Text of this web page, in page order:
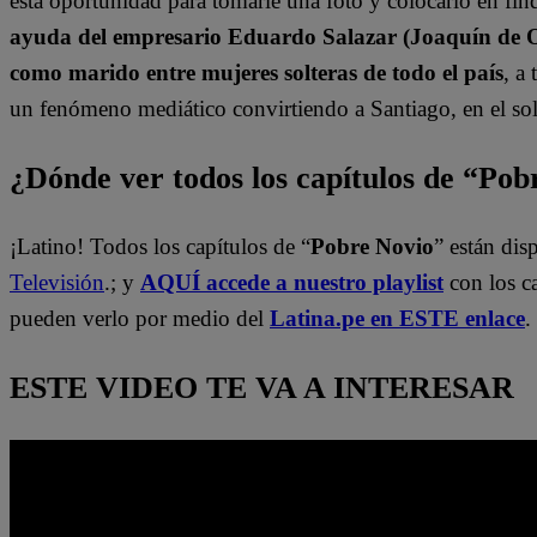
ayuda del empresario Eduardo Salazar (Joaquín de
como marido entre mujeres solteras de todo el país, a
un fenómeno mediático convirtiendo a Santiago, en el
¿Dónde ver todos los capítulos de
¡Latino! Todos los capítulos de “Pobre Novio” están
Televisión.; y AQUÍ accede a nuestro playlist con los
pueden verlo por medio del Latina.pe en ESTE enlace.
ESTE VIDEO TE VA A INTERESAR